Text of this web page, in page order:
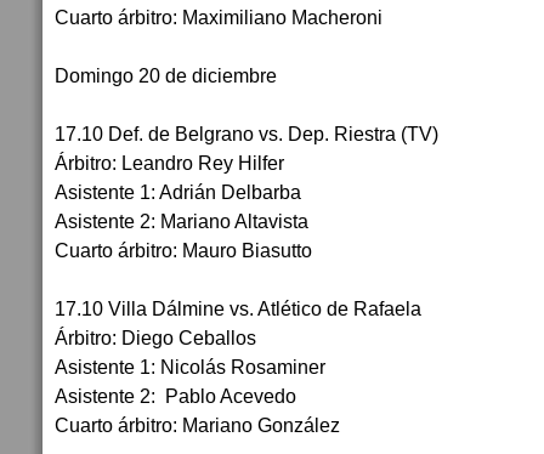
Cuarto árbitro: Maximiliano Macheroni
Domingo 20 de diciembre
17.10 Def. de Belgrano vs. Dep. Riestra (TV)
Árbitro: Leandro Rey Hilfer
Asistente 1: Adrián Delbarba
Asistente 2: Mariano Altavista
Cuarto árbitro: Mauro Biasutto
17.10 Villa Dálmine vs. Atlético de Rafaela
Árbitro: Diego Ceballos
Asistente 1: Nicolás Rosaminer
Asistente 2: Pablo Acevedo
Cuarto árbitro: Mariano González